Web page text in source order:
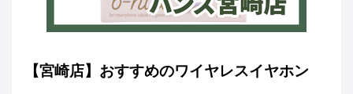
【宮崎店】おすすめのワイヤレスイヤホン